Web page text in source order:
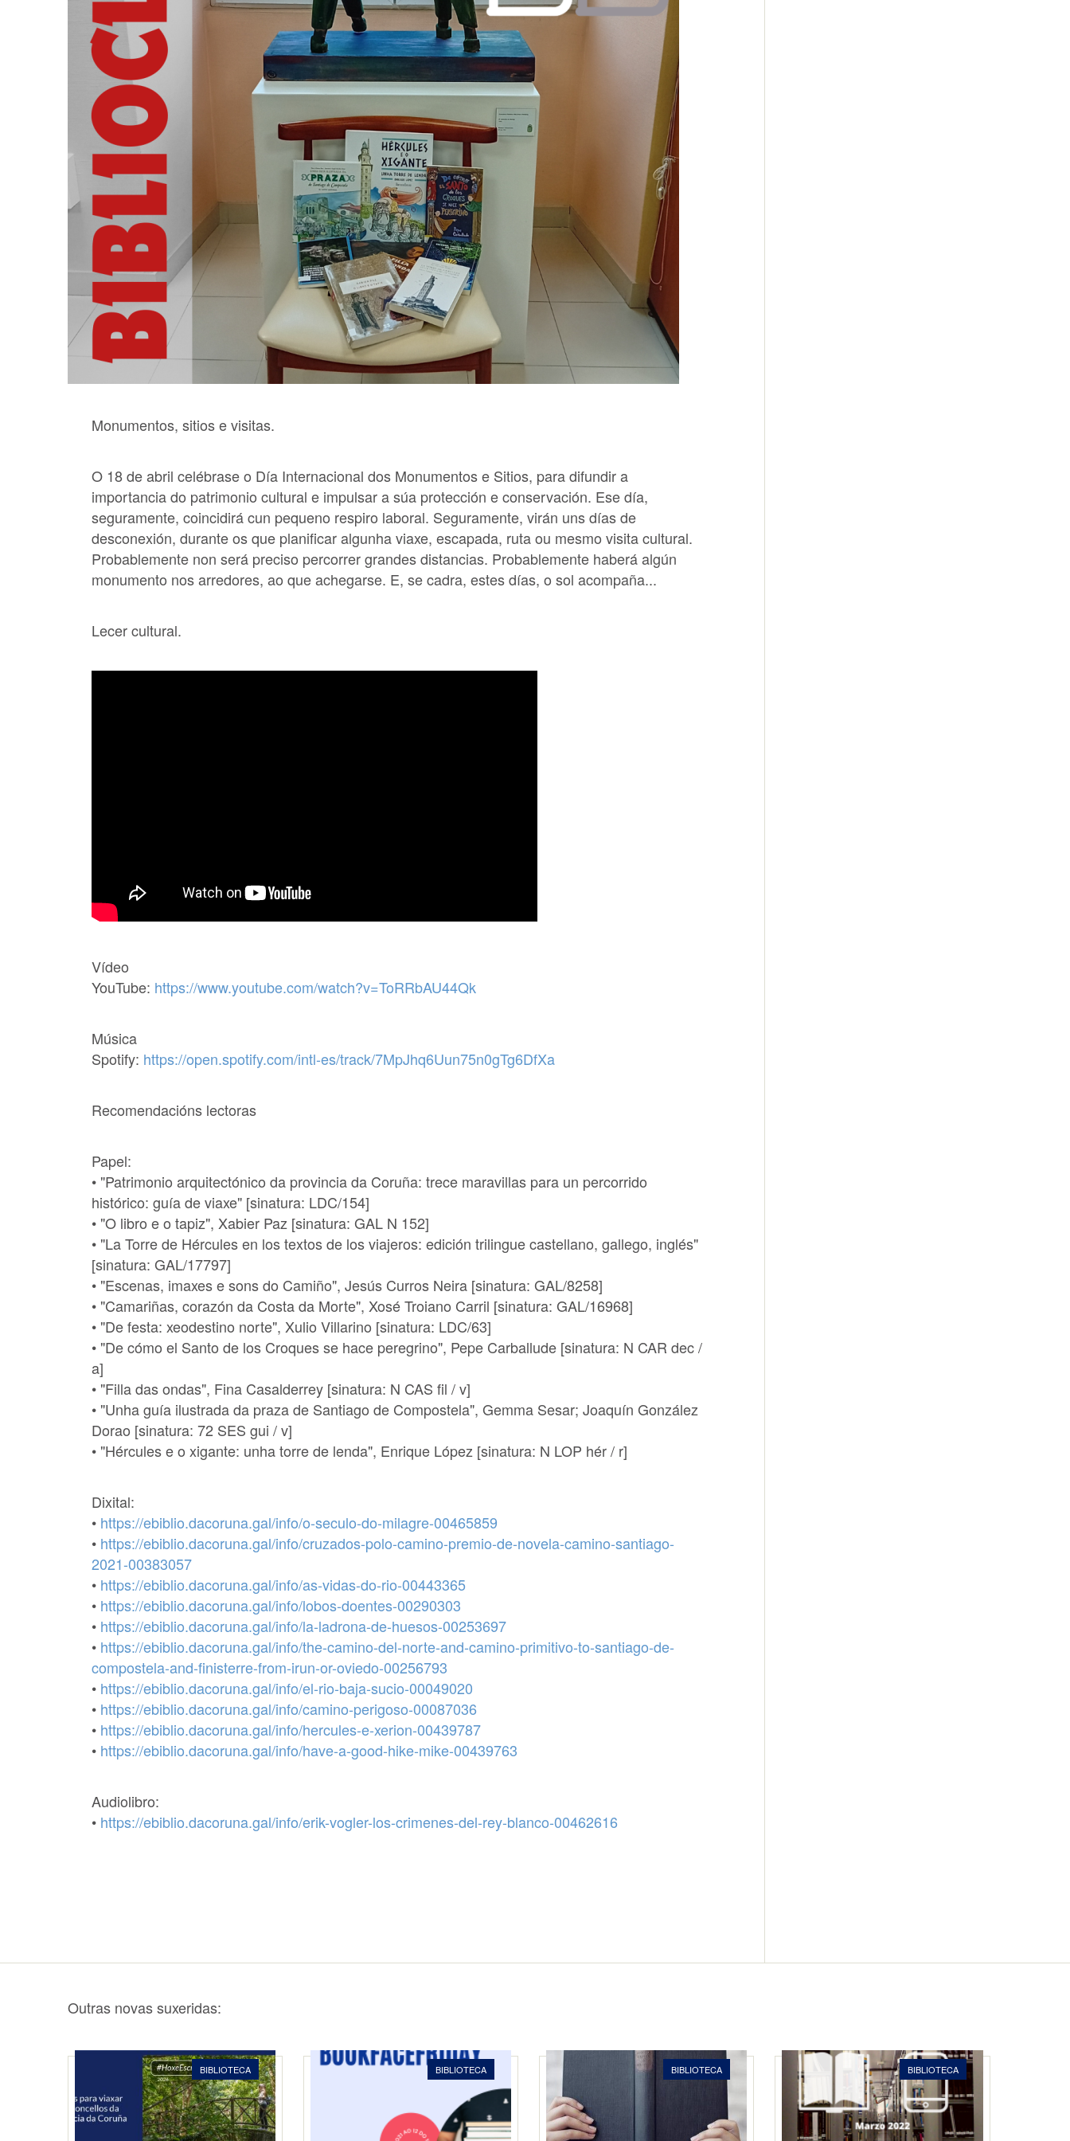
Monumentos, sitios e visitas.
O 18 de abril celébrase o Día Internacional dos Monumentos e Sitios, para difundir a
importancia do patrimonio cultural e impulsar a súa protección e conservación. Ese día,
seguramente, coincidirá cun pequeno respiro laboral. Seguramente, virán uns días de
desconexión, durante os que planificar algunha viaxe, escapada, ruta ou mesmo visita cultural.
Probablemente non será preciso percorrer grandes distancias. Probablemente haberá algún
monumento nos arredores, ao que achegarse. E, se cadra, estes días, o sol acompaña...
Lecer cultural.
Vídeo
YouTube: https://www.youtube.com/watch?v=ToRRbAU44Qk
Música
Spotify: https://open.spotify.com/intl-es/track/7MpJhq6Uun75n0gTg6DfXa
Recomendacións lectoras
Papel:
• "Patrimonio arquitectónico da provincia da Coruña: trece maravillas para un percorrido
histórico: guía de viaxe" [sinatura: LDC/154]
• "O libro e o tapiz", Xabier Paz [sinatura: GAL N 152]
• "La Torre de Hércules en los textos de los viajeros: edición trilingue castellano, gallego, inglés"
[sinatura: GAL/17797]
• "Escenas, imaxes e sons do Camiño", Jesús Curros Neira [sinatura: GAL/8258]
• "Camariñas, corazón da Costa da Morte", Xosé Troiano Carril [sinatura: GAL/16968]
• "De festa: xeodestino norte", Xulio Villarino [sinatura: LDC/63]
• "De cómo el Santo de los Croques se hace peregrino", Pepe Carballude [sinatura: N CAR dec /
a]
• "Filla das ondas", Fina Casalderrey [sinatura: N CAS fil / v]
• "Unha guía ilustrada da praza de Santiago de Compostela", Gemma Sesar; Joaquín González
Dorao [sinatura: 72 SES gui / v]
• "Hércules e o xigante: unha torre de lenda", Enrique López [sinatura: N LOP hér / r]
Dixital:
• https://ebiblio.dacoruna.gal/info/o-seculo-do-milagre-00465859
• https://ebiblio.dacoruna.gal/info/cruzados-polo-camino-premio-de-novela-camino-santiago-
2021-00383057
• https://ebiblio.dacoruna.gal/info/as-vidas-do-rio-00443365
• https://ebiblio.dacoruna.gal/info/lobos-doentes-00290303
• https://ebiblio.dacoruna.gal/info/la-ladrona-de-huesos-00253697
• https://ebiblio.dacoruna.gal/info/the-camino-del-norte-and-camino-primitivo-to-santiago-de-
compostela-and-finisterre-from-irun-or-oviedo-00256793
• https://ebiblio.dacoruna.gal/info/el-rio-baja-sucio-00049020
• https://ebiblio.dacoruna.gal/info/camino-perigoso-00087036
• https://ebiblio.dacoruna.gal/info/hercules-e-xerion-00439787
• https://ebiblio.dacoruna.gal/info/have-a-good-hike-mike-00439763
Audiolibro:
• https://ebiblio.dacoruna.gal/info/erik-vogler-los-crimenes-del-rey-blanco-00462616
Outras novas suxeridas:
BIBLIOTECA BIBLIOTECA BIBLIOTECA BIBLIOTECA